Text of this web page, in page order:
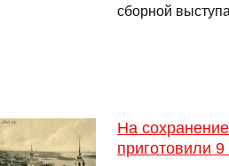
сборной
На
приготовили